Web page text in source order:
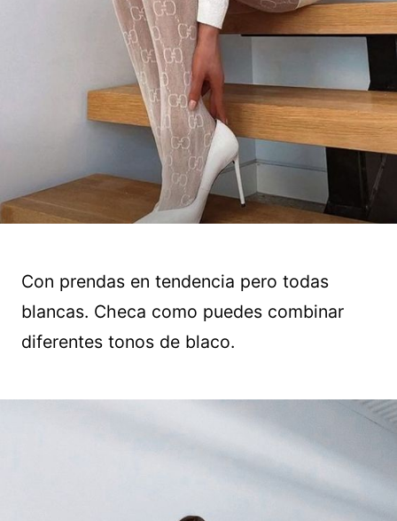
Con prendas en tendencia pero todas
blancas. Checa como puedes combinar
diferentes tonos de blaco.